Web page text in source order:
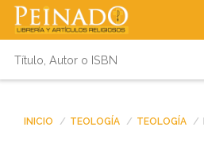
INICIO TEOLOGÍA TEOLOGÍA